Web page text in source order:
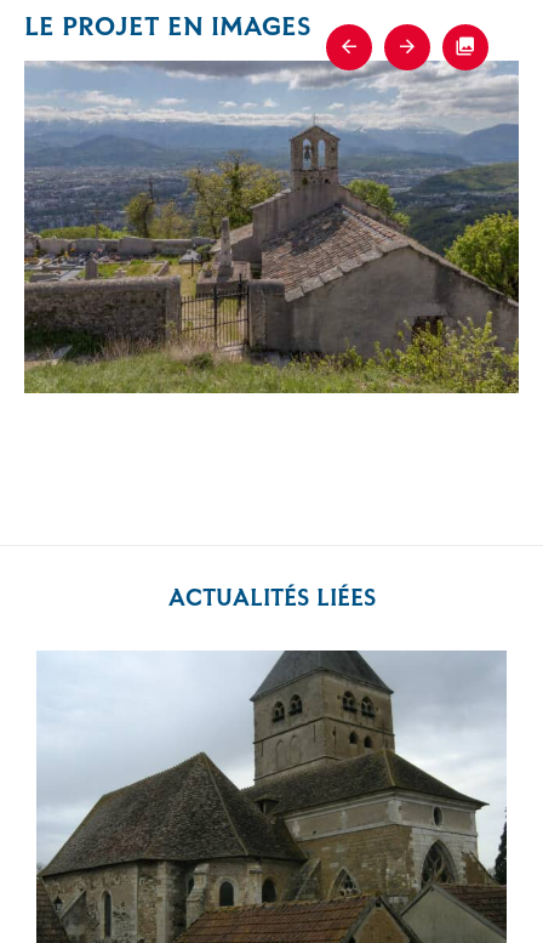
LE PROJET EN IMAGES
Previous
Next
ACTUALITÉS LIÉES